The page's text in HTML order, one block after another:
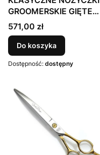
GROOMERSKIE GIĘTE
15cm, 6 cali, japońska
stal nierdzewna 440c,
ULTRA LEKKIE, kolor
ZIELONY
Cena
571,00 zł
Do koszyka
Dostępność: dostępny